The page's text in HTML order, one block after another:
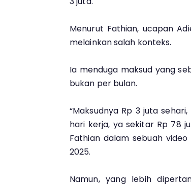
Menurut Fathian, ucapan
melainkan salah konteks.
Ia menduga maksud yang
bukan per bulan.
“Maksudnya Rp 3 juta
hari kerja, ya sekitar Rp 78
Fathian dalam sebuah
2025.
Namun, yang lebih